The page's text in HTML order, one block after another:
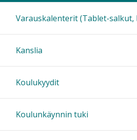
Varauskalenterit (Tablet-salkut,
Kanslia
Koulukyydit
Koulunkäynnin tuki